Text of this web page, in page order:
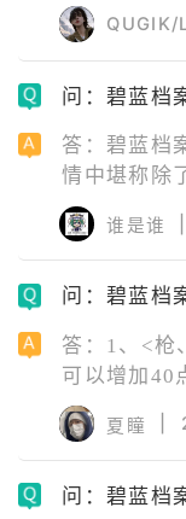
心。 “晄轮
案》是一款
studio开发
的二次元角
师，带领性
QUGIK/
问：碧蓝档
答：碧蓝档
情中堪称除
袖，于是被
真琴（尤其
“美猴王”。
谁是谁
问：碧蓝档
答：1、<枪
可以增加40
「
240点好感
才更加美好
好感度； 4
夏瞳
问：碧蓝档